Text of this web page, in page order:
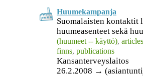
Huumekampanja
Suomalaisten
huumeasenteet sekä
(huumeet -- käyttö), articles
finns, publications
Kansanterveyslaitos
26.2.2008 →